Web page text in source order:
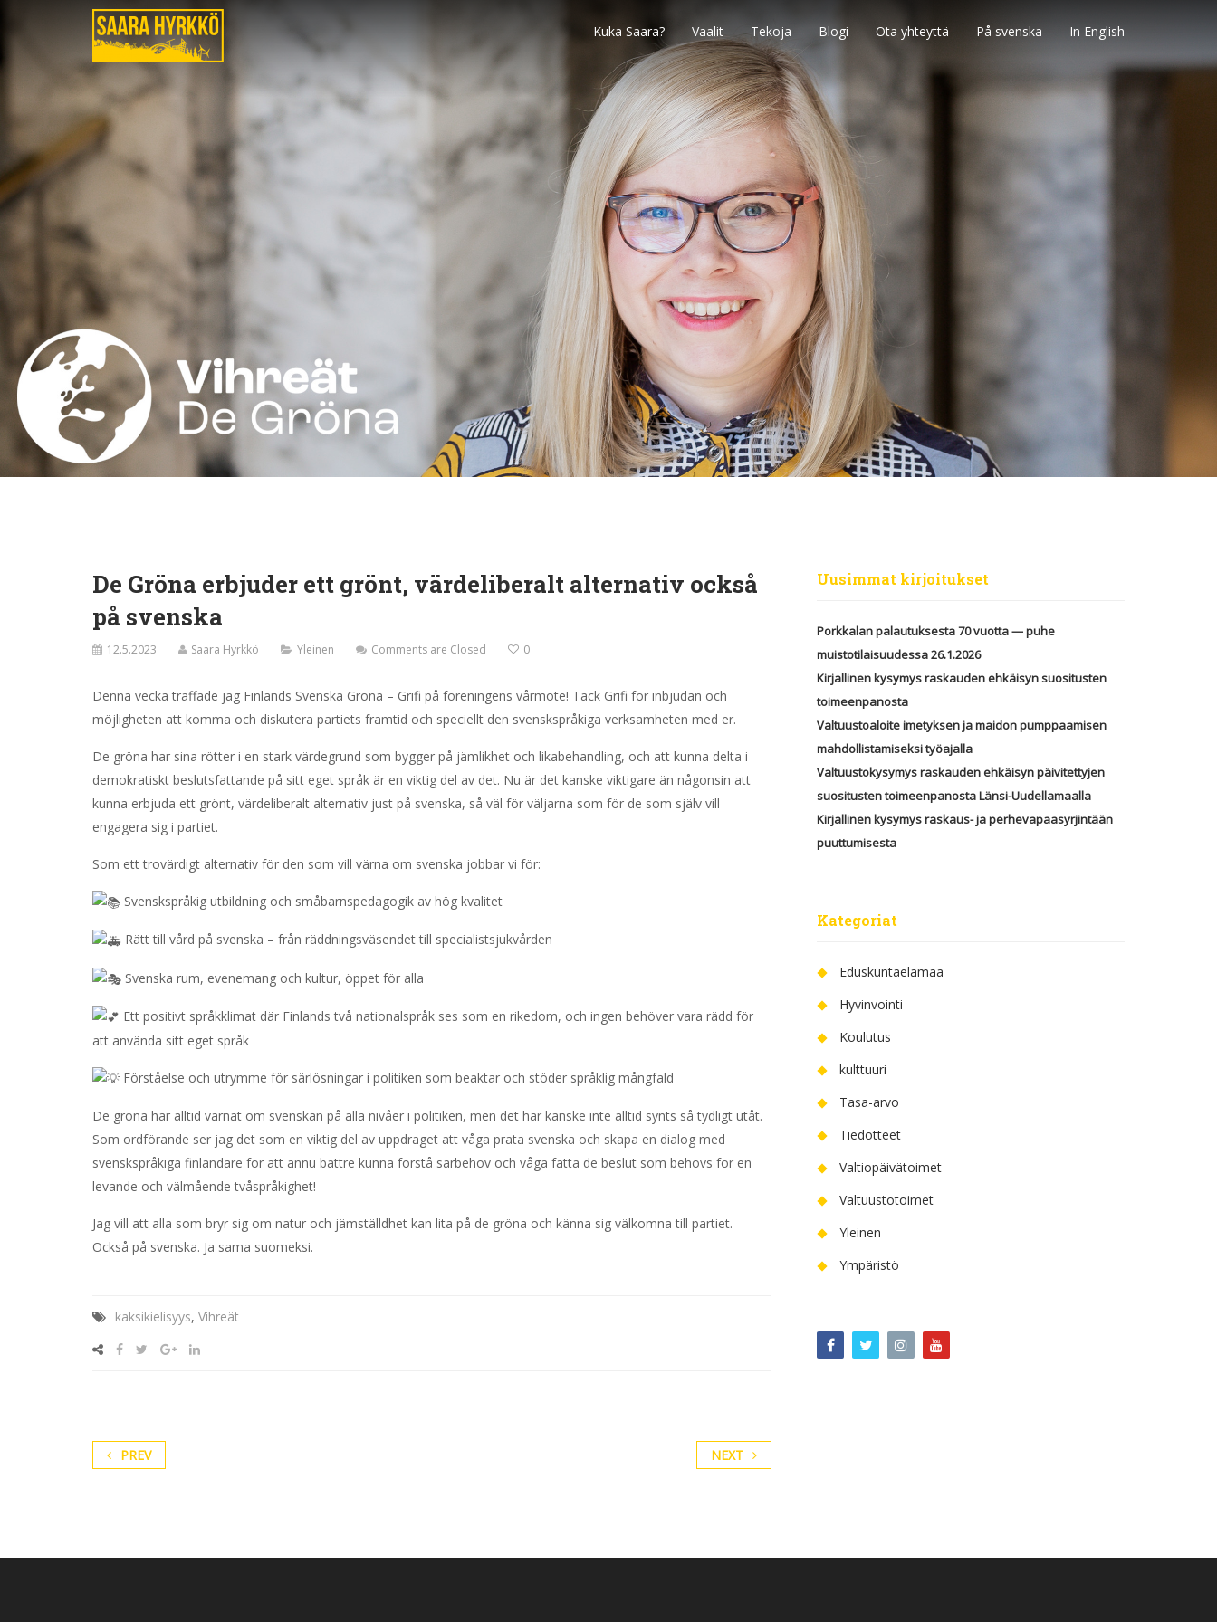
Kuka Saara? Vaalit Tekoja Blogi Ota yhteyttä På svenska In English
De Gröna erbjuder ett grönt, värdeliberalt alternativ också
på svenska
12.5.2023 Saara Hyrkkö Yleinen Comments are Closed 0
Denna vecka träffade jag Finlands Svenska Gröna – Grifi på föreningens vårmöte! Tack Grifi för inbjudan och
möjligheten att komma och diskutera partiets framtid och speciellt den svenskspråkiga verksamheten med er.
De gröna har sina rötter i en stark värdegrund som bygger på jämlikhet och likabehandling, och att kunna delta i
demokratiskt beslutsfattande på sitt eget språk är en viktig del av det. Nu är det kanske viktigare än någonsin att
kunna erbjuda ett grönt, värdeliberalt alternativ just på svenska, så väl för väljarna som för de som själv vill
engagera sig i partiet.
Som ett trovärdigt alternativ för den som vill värna om svenska jobbar vi för:
Svenskspråkig utbildning och småbarnspedagogik av hög kvalitet
Rätt till vård på svenska – från räddningsväsendet till specialistsjukvården
Svenska rum, evenemang och kultur, öppet för alla
Ett positivt språkklimat där Finlands två nationalspråk ses som en rikedom, och ingen behöver vara rädd för
att använda sitt eget språk
Förståelse och utrymme för särlösningar i politiken som beaktar och stöder språklig mångfald
De gröna har alltid värnat om svenskan på alla nivåer i politiken, men det har kanske inte alltid synts så tydligt utåt.
Som ordförande ser jag det som en viktig del av uppdraget att våga prata svenska och skapa en dialog med
svenskspråkiga finländare för att ännu bättre kunna förstå särbehov och våga fatta de beslut som behövs för en
levande och välmående tvåspråkighet!
Jag vill att alla som bryr sig om natur och jämställdhet kan lita på de gröna och känna sig välkomna till partiet.
Också på svenska. Ja sama suomeksi.
kaksikielisyys, Vihreät
PREV NEXT
Uusimmat kirjoitukset
Porkkalan palautuksesta 70 vuotta — puhe
muistotilaisuudessa 26.1.2026
Kirjallinen kysymys raskauden ehkäisyn suositusten
toimeenpanosta
Valtuustoaloite imetyksen ja maidon pumppaamisen
mahdollistamiseksi työajalla
Valtuustokysymys raskauden ehkäisyn päivitettyjen
suositusten toimeenpanosta Länsi-Uudellamaalla
Kirjallinen kysymys raskaus- ja perhevapaasyrjintään
puuttumisesta
Kategoriat
Eduskuntaelämää
Hyvinvointi
Koulutus
kulttuuri
Tasa-arvo
Tiedotteet
Valtiopäivätoimet
Valtuustotoimet
Yleinen
Ympäristö